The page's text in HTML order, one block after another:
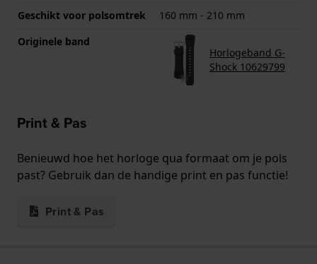
Geschikt voor polsomtrek
160 mm - 210 mm
Originele band
Horlogeband G-
Shock 10629799
Print & Pas
Benieuwd hoe het horloge qua formaat om je pols
past? Gebruik dan de handige print en pas functie!
Print & Pas